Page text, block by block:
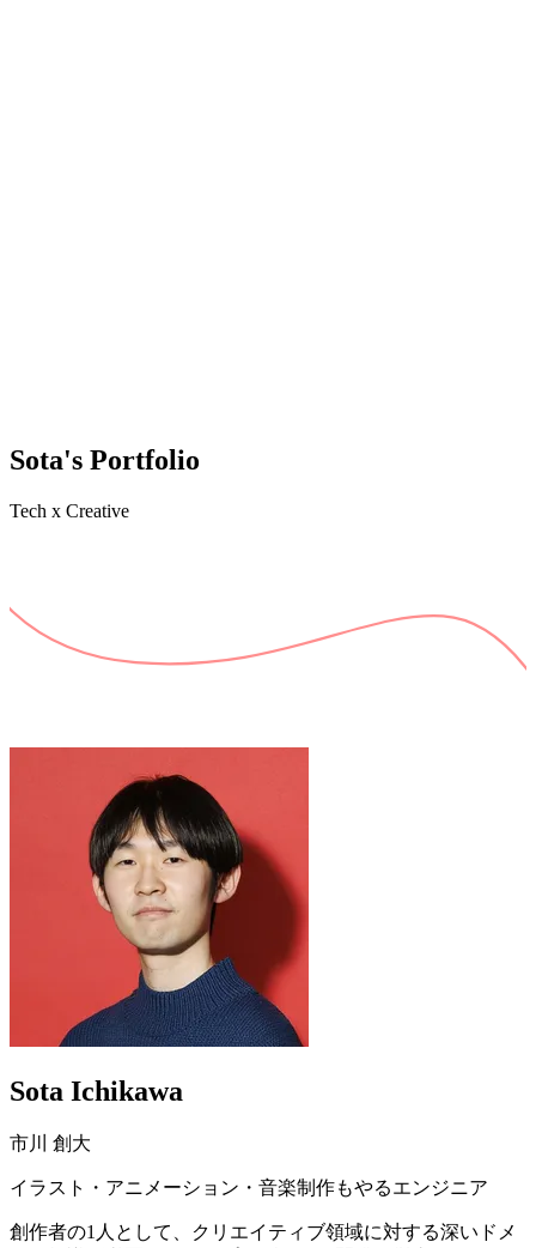
Sota's Portfolio
Tech x Creative
Sota Ichikawa
市川 創大
イラスト・アニメーション・音楽制作もやるエンジニア
創作者の1人として、クリエイティブ領域に対する深いドメ